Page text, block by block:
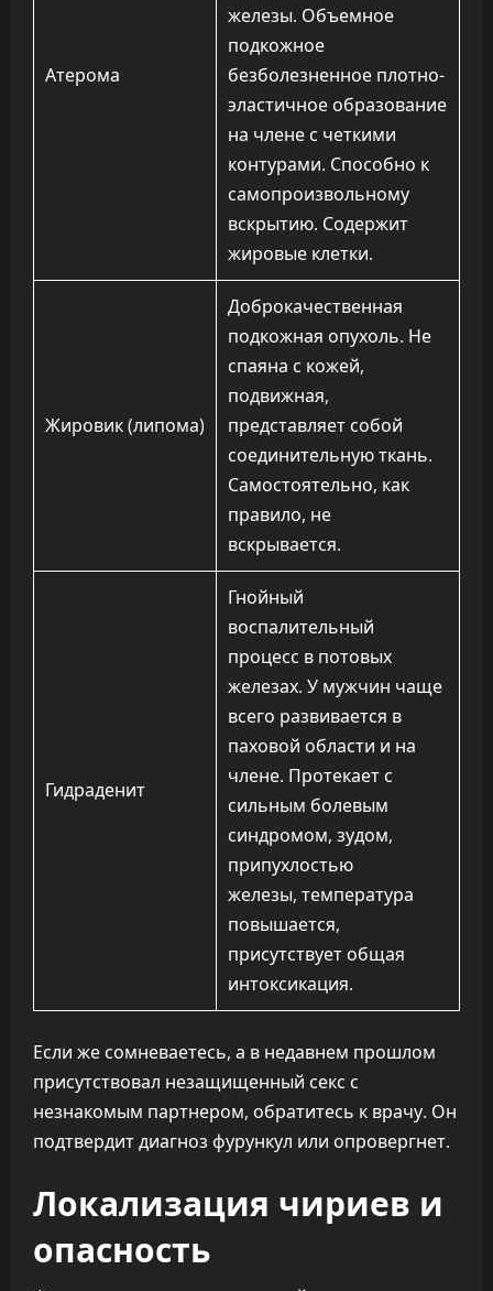
Атерома
железы. Объемное
подкожное
безболезненное плотно-
эластичное образование
на члене с четкими
контурами. Способно к
самопроизвольному
вскрытию. Содержит
жировые клетки.
Жировик (липома)
Доброкачественная
подкожная опухоль. Не
спаяна с кожей,
подвижная,
представляет собой
соединительную ткань.
Самостоятельно, как
правило, не
вскрывается.
Гидраденит
Гнойный
воспалительный
процесс в потовых
железах. У мужчин чаще
всего развивается в
паховой области и на
члене. Протекает с
сильным болевым
синдромом, зудом,
припухлостью
железы, температура
повышается,
присутствует общая
интоксикация.
Если же сомневаетесь, а в недавнем прошлом
присутствовал незащищенный секс с
незнакомым партнером, обратитесь к врачу. Он
подтвердит диагноз фурункул или опровергнет.
Локализация чириев и
опасность